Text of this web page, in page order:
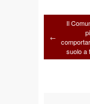
←
Il
suolo a